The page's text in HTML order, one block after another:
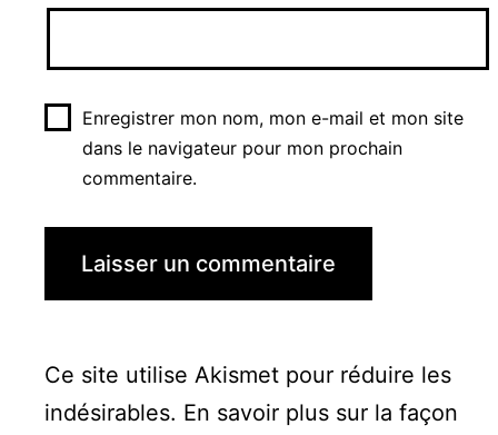
Enregistrer mon nom, mon e-mail et mon site
dans le navigateur pour mon prochain
commentaire.
Ce site utilise Akismet pour réduire les
indésirables. En savoir plus sur la façon